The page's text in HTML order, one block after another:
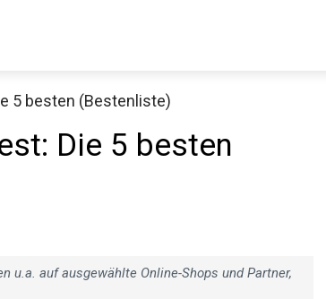
5 besten (Bestenliste)
Die 5 besten
u.a. auf ausgewählte Online-Shops und Partner,